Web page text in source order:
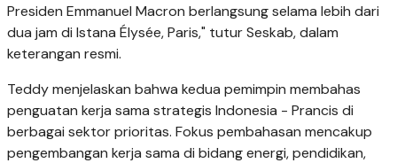
Presiden Emmanuel Macron berlangsung selama lebih dari
dua jam di Istana Élysée, Paris," tutur Seskab, dalam
keterangan resmi.
Teddy menjelaskan bahwa kedua pemimpin membahas
penguatan kerja sama strategis Indonesia - Prancis di
berbagai sektor prioritas. Fokus pembahasan mencakup
pengembangan kerja sama di bidang energi, pendidikan,